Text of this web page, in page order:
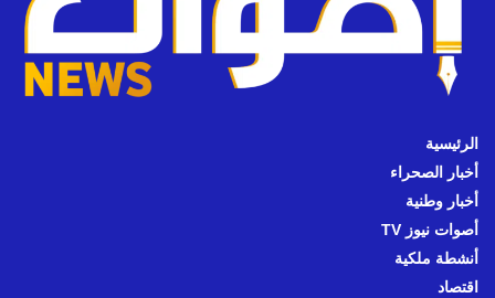
الرئيسية
أخبار الصحراء
أخبار وطنية
أصوات نيوز TV
أنشطة ملكية
اقتصاد